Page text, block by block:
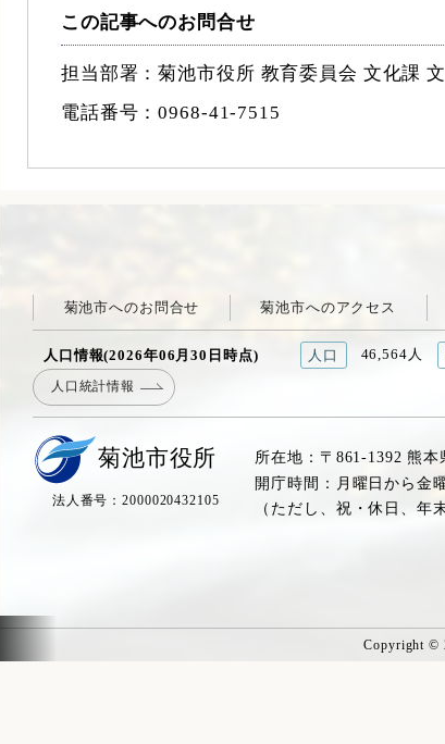
この記事へのお問合せ
担当部署：菊池市役所 教育委員会 文化課
電話番号：0968-41-7515
菊池市へのお問合せ 菊池市へのアクセス
人口情報(2026年06月30日時点) 人口 46,564人
人口統計情報
菊池市役所
法人番号：2000020432105
所在地：〒861-1392 熊本
開庁時間：月曜日から金
（ただし、祝・休日、年
Copyright ©